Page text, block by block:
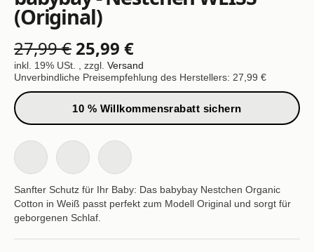
(Original)
27,99 € 25,99 €
inkl. 19% USt. , zzgl. Versand
Unverbindliche Preisempfehlung des Herstellers: 27,99 €
10 % Willkommensrabatt sichern
Sanfter Schutz für Ihr Baby: Das babybay Nestchen Organic
Cotton in Weiß passt perfekt zum Modell Original und sorgt für
geborgenen Schlaf.